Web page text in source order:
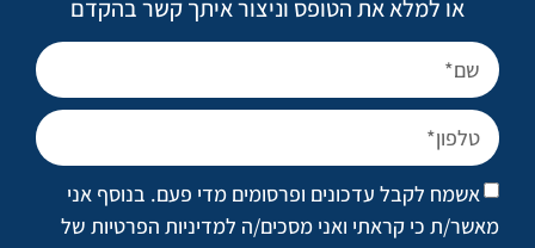
לא מתאים למקרים של התקרחות מתקדמת מאוד – שם ייתכן
צורך בהשתלה.
טיפול יחסית חדש, ולכן קיים פחות מידע מחקרי לטווח
הארוך.
עלות גבוהה יותר בהשוואה לטיפולים רגילים כמו PRP.
סיכונים ותופעות לוואי
או למלא את הטופס וניצור איתך קשר בהקדם
אשמח לקבל עדכונים ופרסומים מדי פעם. בנוסף אני
מאשר/ת כי קראתי ואני מסכים/ה למדיניות הפרטיות של